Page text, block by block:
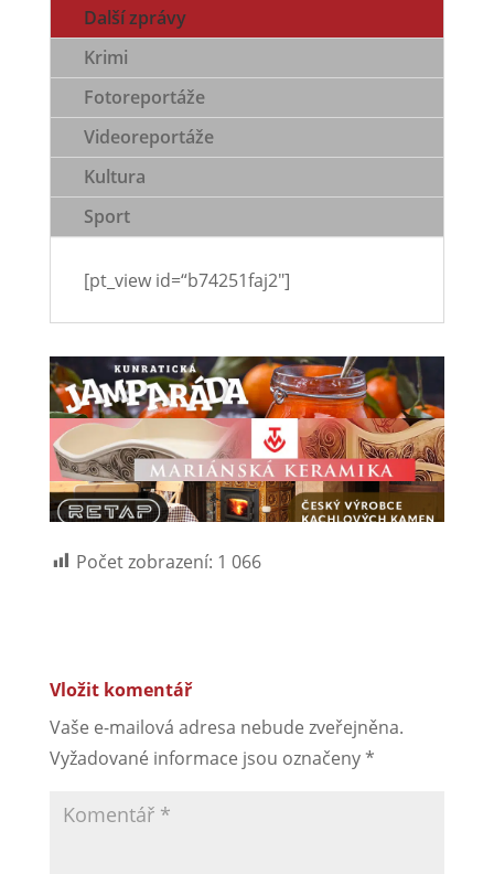
Další zprávy
Krimi
Fotoreportáže
Videoreportáže
Kultura
Sport
[pt_view id=“b74251faj2″]
Počet zobrazení: 1 066
Vložit komentář
Vaše e-mailová adresa nebude zveřejněna.
Vyžadované informace jsou označeny*